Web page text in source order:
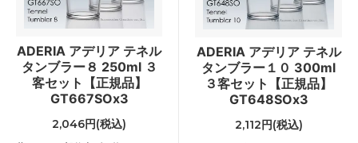
ADERIA アデリア テネル
タンブラー８ 250ml ３
客セット【正規品】
GT667SOx3
2,046円(税込)
ADERIA アデリア テネル
タンブラー１０ 300ml
３客セット【正規品】
GT648SOx3
2,112円(税込)